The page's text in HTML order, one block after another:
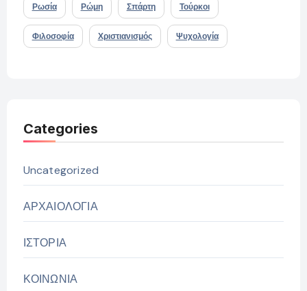
Ρωσία Ρώμη Σπάρτη Τούρκοι
Φιλοσοφία Χριστιανισμός Ψυχολογία
Categories
Uncategorized
ΑΡΧΑΙΟΛΟΓΙΑ
ΙΣΤΟΡΙΑ
ΚΟΙΝΩΝΙΑ